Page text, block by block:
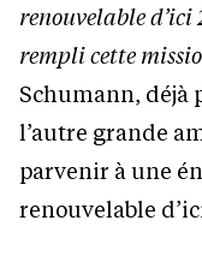
renouvelable
rempli cette
Schumann, déjà
l’autre grande
parvenir à une
renouvelable